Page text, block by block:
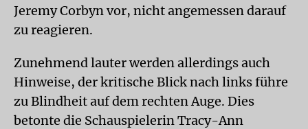
Jeremy Corbyn vor, nicht angemessen darauf
zu reagieren.
Zunehmend lauter werden allerdings auch
Hinweise, der kritische Blick nach links führe
zu Blindheit auf dem rechten Auge. Dies
betonte die Schauspielerin Tracy-Ann